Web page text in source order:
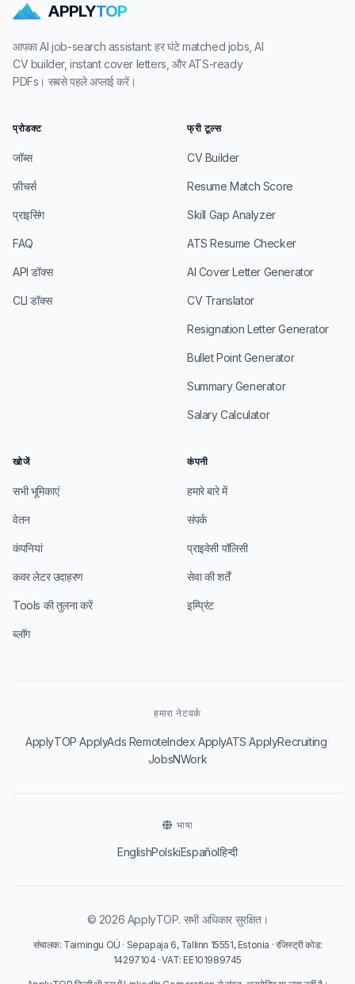
APPLYTOP
आपका AI job-search assistant: हर घंटे matched jobs, AI
CV builder, instant cover letters, और ATS-ready
PDFs। सबसे पहले अप्लाई करें।
प्रोडक्ट
जॉब्स
फ़ीचर्स
प्राइसिंग
FAQ
API डॉक्स
CLI डॉक्स
फ्री टूल्स
CV Builder
Resume Match Score
Skill Gap Analyzer
ATS Resume Checker
AI Cover Letter Generator
CV Translator
Resignation Letter Generator
Bullet Point Generator
Summary Generator
Salary Calculator
खोजें
सभी भूमिकाएं
वेतन
कंपनियां
कवर लेटर उदाहरण
Tools की तुलना करें
ब्लॉग
कंपनी
हमारे बारे में
संपर्क
प्राइवेसी पॉलिसी
सेवा की शर्तें
इम्प्रिंट
हमारा नेटवर्क
ApplyTOP·ApplyAds·RemoteIndex·ApplyATS·ApplyRecruiting·
JobsNWork
भाषा
EnglishPolskiEspañolहिन्दी
© 2026 ApplyTOP. सभी अधिकार सुरक्षित।
संचालक: Taimingu OÜ · Sepapaja 6, Tallinn 15551, Estonia · रजिस्ट्री कोड:
14297104 · VAT: EE101989745